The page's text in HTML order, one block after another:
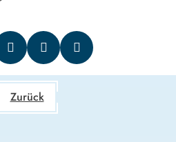
Zurück